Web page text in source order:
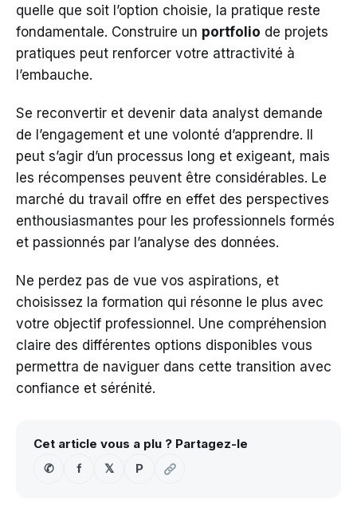
quelle que soit l’option choisie, la pratique reste
fondamentale. Construire un portfolio de projets
pratiques peut renforcer votre attractivité à
l’embauche.
Se reconvertir et devenir data analyst demande
de l’engagement et une volonté d’apprendre. Il
peut s’agir d’un processus long et exigeant, mais
les récompenses peuvent être considérables. Le
marché du travail offre en effet des perspectives
enthousiasmantes pour les professionnels formés
et passionnés par l’analyse des données.
Ne perdez pas de vue vos aspirations, et
choisissez la formation qui résonne le plus avec
votre objectif professionnel. Une compréhension
claire des différentes options disponibles vous
permettra de naviguer dans cette transition avec
confiance et sérénité.
Cet article vous a plu ? Partagez-le
✆
f 𝕏 P